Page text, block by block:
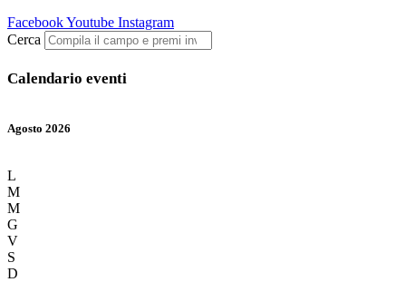
FacebookYoutube Instagram
Cerca
Calendario eventi
Agosto 2026
L
M
M
G
V
S
D